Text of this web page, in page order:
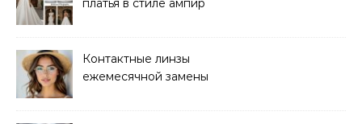
платья в стиле ампир
Контактные линзы
ежемесячной замены